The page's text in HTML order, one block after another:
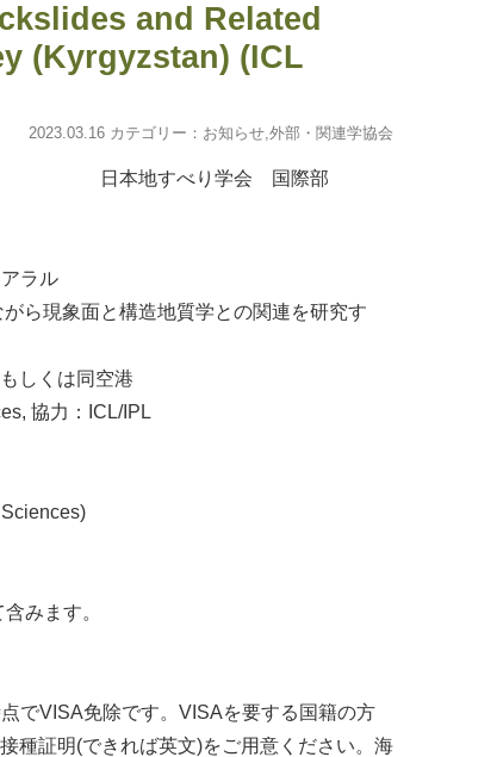
and Related
(Kyrgyzstan) (ICL
2023.03.16 カテゴリー： お知らせ,外部・関連学協会
国際部
ラル
ら現象面と構造地質学との関連を研究す
しくは同空港
協力：ICL/IPL
みます。
でVISA免除です。VISAを要する国籍の方
種証明(できれば英文)をご用意ください。海